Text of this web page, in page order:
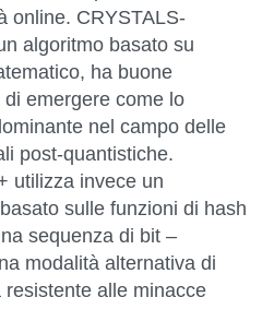
online. CRYSTALS-
algoritmo basato su
ha buone
di emergere come lo
nel campo delle
post-quantistiche.
utilizza invece un
sulle funzioni di hash
sequenza di bit –
modalità alternativa di
resistente alle minacce